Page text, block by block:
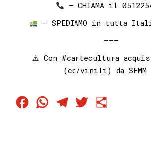
– CHIAMA il
– SPEDIAMO in tutta
———
⚠️ Con #cartecultura
(cd/vinili) da
Facebook
WhatsApp
Telegram
Twitter